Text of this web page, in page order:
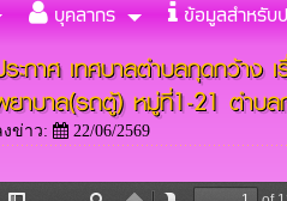
คณะทำงานขับเคลื่อนจริยธรรม ปร
บุคลากร ข้อมูลสำหรับ
ะกาศ เทศบาลตำบลกุดกว้าง
าบาล(รถตู้) หมู่ที่1-21 ตำบล
งข่าว: 22/06/2569